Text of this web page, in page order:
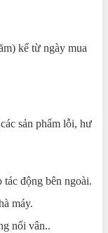
kể từ ngày mua
sản phẩm lỗi, hư
động bên ngoài.
máy.
nối vân..